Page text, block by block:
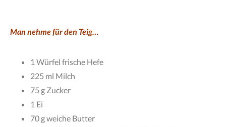
Man nehme für den Teig…
1 Würfel frische Hefe
225 ml Milch
75 g Zucker
1 Ei
70 g weiche Butter